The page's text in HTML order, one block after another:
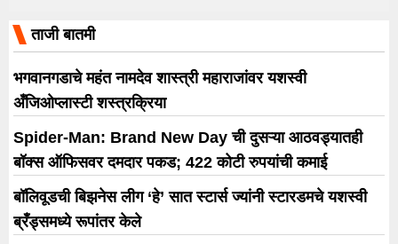
ताजी बातमी
भगवानगडाचे महंत नामदेव शास्त्री महाराजांवर यशस्वी
अँजिओप्लास्टी शस्त्रक्रिया
Spider-Man: Brand New Day ची दुसऱ्या आठवड्यातही
बॉक्स ऑफिसवर दमदार पकड; 422 कोटी रुपयांची कमाई
बॉलिवूडची बिझनेस लीग ‘हे’ सात स्टार्स ज्यांनी स्टारडमचे यशस्वी
ब्रँड्समध्ये रूपांतर केले